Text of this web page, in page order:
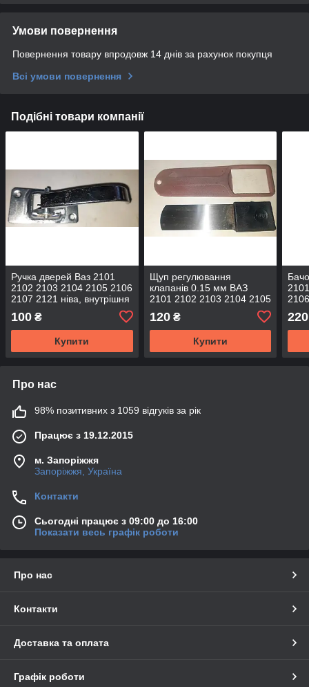
Умови повернення
Повернення товару впродовж 14 днів за рахунок покупця
Всі умови повернення
Подібні товари компанії
Ручка дверей Ваз 2101
2102 2103 2104 2105 2106
2107 2121 ніва, внутрішня
Flagmus
100 ₴
Купити
Щуп регулювання
клапанів 0.15 мм ВАЗ
2101 2102 2103 2104 2105
2121
120₴
Купити
220
Про нас
98% позитивних з 1059 відгуків за рік
Працює з 19.12.2015
м. Запоріжжя
Запоріжжя, Україна
Контакти
Сьогодні працює з 09:00 до 16:00
Показати весь графік роботи
Про нас
Контакти
Доставка та оплата
Графік роботи